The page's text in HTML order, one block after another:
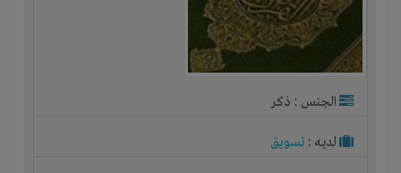
الجنس : ذكر
لديـه : تسويق